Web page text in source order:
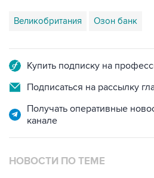
Великобритания Озон банк
Купить подписку на
Подписаться на рассылку
Получать оперативные
канале
НОВОСТИ ПО ТЕМЕ